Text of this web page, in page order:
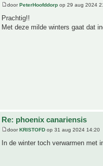
doorPeterHoofddorp op 29 aug 2024
Prachtig!!
Met deze milde winters gaat dat
Re: phoenix canariensis
doorKRISTOFD op 31 aug 2024 14:20
In de winter toch verwarmen met